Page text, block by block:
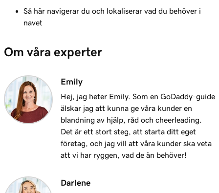
Lektion 10 (av 20)
Lektion 11 (av 20)
GoDaddy Payments
Lektion 12 (av 20)
Varför har jag en avstängd betalning?
1m 28s
Lektion 13 (av 20)
Vad är onlinebetalningslänkar?
2m 42s
Skapa och dela en onlinebetalningslänk
Så här navigerar du och lokaliserar vad du behöver i
navet
Om våra experter
Emily
Hej, jag heter Emily. Som en GoDaddy-guide
älskar jag att kunna ge våra kunder en
blandning av hjälp, råd och cheerleading.
Det är ett stort steg, att starta ditt eget
företag, och jag vill att våra kunder ska veta
att vi har ryggen, vad de än behöver!
Darlene